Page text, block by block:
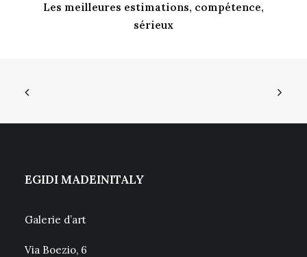
Les meilleures estimations, compétence,
sérieux
EGIDI MADEINITALY
Galerie d’art
Via Boezio, 6